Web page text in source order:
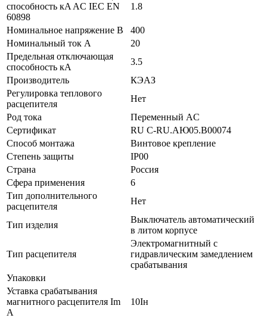
способность кA AC IEC EN
60898
1.8
Номинальное напряжение В
400
Номинальный ток А
20
Предельная отключающая
способность кA
3.5
Производитель
КЭАЗ
Регулировка теплового
расцепителя
Нет
Род тока
Переменный AC
Сертификат
RU C-RU.АЮ05.B00074
Способ монтажа
Винтовое крепление
Степень защиты
IP00
Страна
Россия
Сфера применения
6
Тип дополнительного
расцепителя
Нет
Тип изделия
Выключатель автоматический
в литом корпусе
Тип расцепителя
Электромагнитный с
гидравлическим замедлением
срабатывания
Упаковки
Уставка срабатывания
магнитного расцепителя Im
А
10Iн